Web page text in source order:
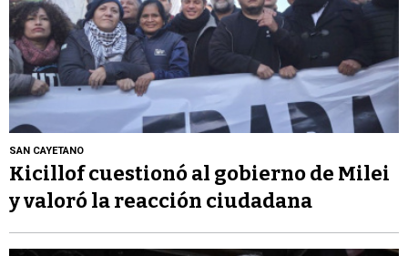
SAN CAYETANO
Kicillof cuestionó al gobierno de Milei
y valoró la reacción ciudadana